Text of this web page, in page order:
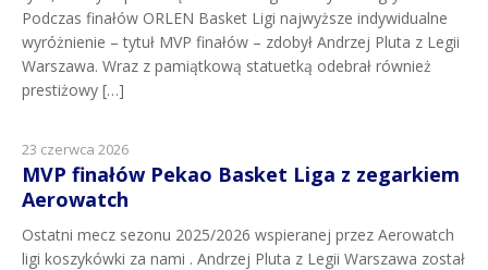
Podczas finałów ORLEN Basket Ligi najwyższe indywidualne
wyróżnienie – tytuł MVP finałów – zdobył Andrzej Pluta z Legii
Warszawa. Wraz z pamiątkową statuetką odebrał również
prestiżowy […]
23 czerwca 2026
MVP finałów Pekao Basket Liga z zegarkiem
Aerowatch
Ostatni mecz sezonu 2025/2026 wspieranej przez Aerowatch
ligi koszykówki za nami . Andrzej Pluta z Legii Warszawa został